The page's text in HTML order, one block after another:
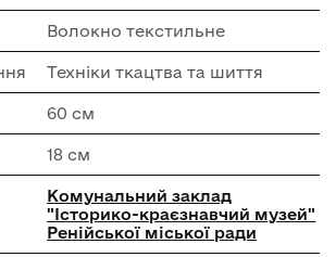
Волокно текстильне
Техніки ткацтва та шиття
60 см
18 см
Комунальний заклад
"Історико-краєзнавчий музей"
Ренійської міської ради